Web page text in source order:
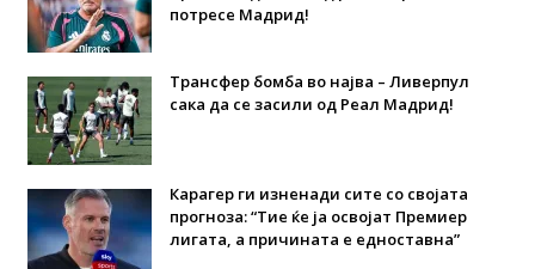
потресе Мадрид!
Трансфер бомба во најва – Ливерпул
сака да се засили од Реал Мадрид!
Карагер ги изненади сите со својата
прогноза: “Тие ќе ја освојат Премиер
лигата, а причината е едноставна”